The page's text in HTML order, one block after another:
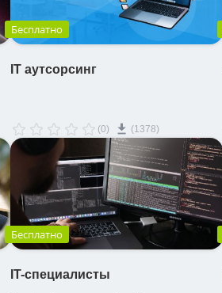
Бесплатно
IT аутсорсинг
(0) (1378)
Бесплатно
IT-специалисты